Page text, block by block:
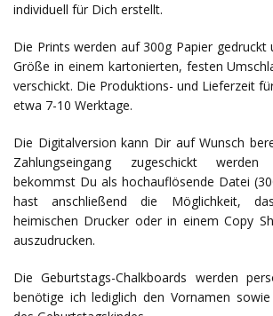
individuell für Dich erstellt.
Die Prints werden auf 300g Papier gedruckt
Größe in einem kartonierten, festen
verschickt. Die Produktions- und Lieferzeit
etwa 7-10 Werktage.
Die Digitalversion kann Dir auf Wunsch
Zahlungseingang zugeschickt
bekommst Du als hochauflösende Datei
hast anschließend die Möglichkeit,
heimischen Drucker oder in einem Copy
auszudrucken.
Die Geburtstags-Chalkboards werden
benötige ich lediglich den Vornamen